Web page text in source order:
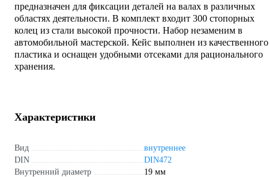
предназначен для фиксации деталей на валах в различных
областях деятельности. В комплект входит 300 стопорных
колец из стали высокой прочности. Набор незаменим в
автомобильной мастерской. Кейс выполнен из качественного
пластика и оснащен удобными отсеками для рационального
хранения.
Характеристики
Вид
внутреннее
DIN
DIN472
Внутренний диаметр
19 мм